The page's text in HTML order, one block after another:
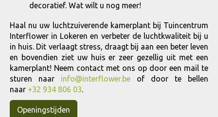
decoratief. Wat wilt u nog meer!
Haal nu uw luchtzuiverende kamerplant bij Tuincentrum
Interflower in Lokeren en verbeter de luchtkwaliteit bij u
in huis. Dit verlaagt stress, draagt bij aan een beter leven
en bovendien ziet uw huis er zeer gezellig uit met een
kamerplant! Neem contact met ons op door een mail te
sturen naar info@interflower.be of door te bellen
naar +32 934 806 03.
Openingstijden